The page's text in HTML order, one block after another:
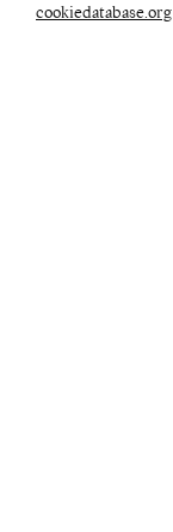
cookiedatabase.org